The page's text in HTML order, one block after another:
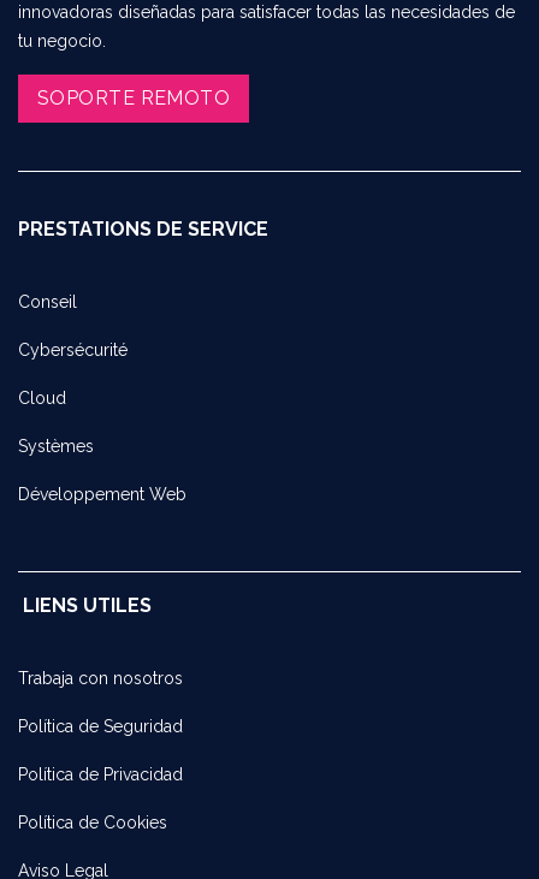
innovadoras diseñadas para satisfacer todas las necesidades de
tu negocio.
SOPORTE REMOTO​​​​
PRESTATIONS DE SERVICE
Conseil
Cybersécurité
Cloud
Systèmes
Développement Web
LIENS UTILES
Trabaja con noso​tros
Política de Seguridad
Política de Privacidad
Política de Cookies
Aviso Legal